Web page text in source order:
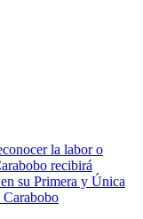
la labor o
recibirá
su Primera y Única
Carabobo